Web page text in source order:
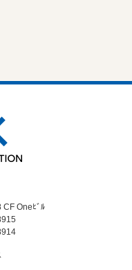
CF Oneﾋﾞﾙ